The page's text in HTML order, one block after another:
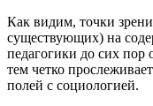
Как видим, точки
существующих) на
педагогики до сих пор
тем четко
полей с социологией.